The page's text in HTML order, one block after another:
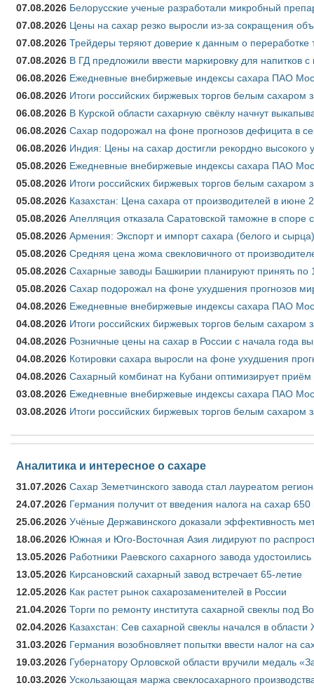
07.08.2026 Белорусские ученые разработали микробный
07.08.2026 Цены на сахар резко выросли из-за сокращения
07.08.2026 Трейдеры теряют доверие к данным о переработке
07.08.2026 В ГД предложили ввести маркировку для напитков
06.08.2026 Ежедневные внебиржевые индексы сахара ПАО
06.08.2026 Итоги российских биржевых торгов белым сахаром
06.08.2026 В Курской области сахарную свёклу начнут
06.08.2026 Сахар подорожал на фоне прогнозов дефицита в
06.08.2026 Индия: Цены на сахар достигли рекордно высокого
05.08.2026 Ежедневные внебиржевые индексы сахара ПАО
05.08.2026 Итоги российских биржевых торгов белым сахаром
05.08.2026 Казахстан: Цена сахара от производителей в июне
05.08.2026 Апелляция отказала Саратовской таможне в
05.08.2026 Армения: Экспорт и импорт сахара (белого и
05.08.2026 Средняя цена жома свекловичного от
05.08.2026 Сахарные заводы Башкирии планируют принять по
05.08.2026 Сахар подорожал на фоне ухудшения прогнозов
04.08.2026 Ежедневные внебиржевые индексы сахара ПАО
04.08.2026 Итоги российских биржевых торгов белым сахаром
04.08.2026 Розничные цены на сахар в России с начала года
04.08.2026 Котировки сахара выросли на фоне ухудшения
04.08.2026 Сахарный комбинат на Кубани оптимизирует приём
03.08.2026 Ежедневные внебиржевые индексы сахара ПАО
03.08.2026 Итоги российских биржевых торгов белым сахаром
Аналитика и интересное о сахаре
31.07.2026 Сахар Земетчинского завода стал лауреатом
24.07.2026 Германия получит от введения налога на сахар
25.06.2026 Учёные Державинского доказали эффективность
18.06.2026 Южная и Юго-Восточная Азия лидируют по
13.05.2026 Работники Раевского сахарного завода удостоились
13.05.2026 Кирсановский сахарный завод встречает 65-летие
12.05.2026 Как растет рынок сахарозаменителей в России
21.04.2026 Торги по ремонту института сахарной свеклы под
02.04.2026 Казахстан: Сев сахарной свеклы начался в области
31.03.2026 Германия возобновляет попытки ввести налог на
19.03.2026 Губернатору Орловской области вручили медаль
10.03.2026 Ускользающая маржа свеклосахарного